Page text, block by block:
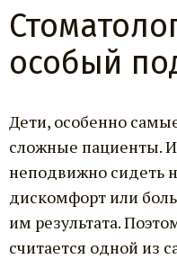
особый
Дети, особенно
сложные пациенты.
неподвижно сидеть
дискомфорт или
им результата.
считается одной из